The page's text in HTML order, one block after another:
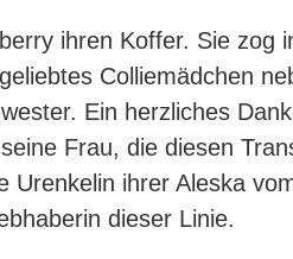
ihren Koffer. Sie zog
Colliemädchen
Ein herzliches
Frau, die diesen
Urenkelin ihrer Aleska
dieser Linie.